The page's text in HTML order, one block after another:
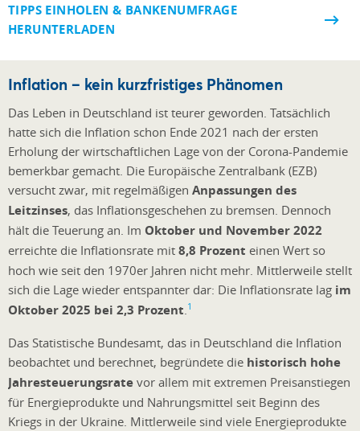
TIPPS EINHOLEN & BANKENUMFRAGE
HERUNTERLADEN
Inflation – kein kurzfristiges Phänomen
Das Leben in Deutschland ist teurer geworden. Tatsächlich
hatte sich die Inflation schon Ende 2021 nach der ersten
Erholung der wirtschaftlichen Lage von der Corona-Pandemie
bemerkbar gemacht. Die Europäische Zentralbank (EZB)
versucht zwar, mit regelmäßigen Anpassungen des
Leitzinses, das Inflationsgeschehen zu bremsen. Dennoch
hält die Teuerung an. Im Oktober und November 2022
erreichte die Inflationsrate mit 8,8 Prozent einen Wert so
hoch wie seit den 1970er Jahren nicht mehr. Mittlerweile stellt
sich die Lage wieder entspannter dar: Die Inflationsrate lag im
Oktober 2025 bei 2,3 Prozent 1
Das Statistische Bundesamt, das in Deutschland die Inflation
beobachtet und berechnet, begründete die historisch hohe
Jahresteuerungsrate vor allem mit extremen Preisanstiegen
für Energieprodukte und Nahrungsmittel seit Beginn des
Kriegs in der Ukraine. Mittlerweile sind viele Energieprodukte